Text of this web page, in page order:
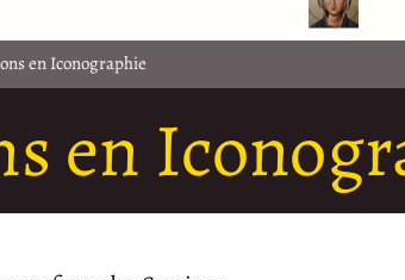
en Iconographie
en